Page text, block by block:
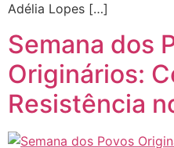
Adélia Lopes […]
Semana dos
Originários:
Resistência